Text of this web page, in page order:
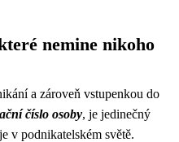
nemine nikoho
a zároveň vstupenkou do
číslo osoby, je jedinečný
v podnikatelském světě.